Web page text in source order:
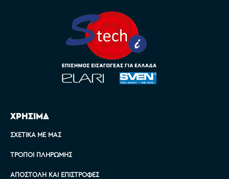
ΧΡΗΣΙΜΑ
ΣΧΕΤΙΚΆ ΜΕ ΜΑΣ
ΤΡΌΠΟΙ ΠΛΗΡΩΜΉΣ
ΑΠΟΣΤΟΛΉ ΚΑΙ ΕΠΙΣΤΡΟΦΈΣ